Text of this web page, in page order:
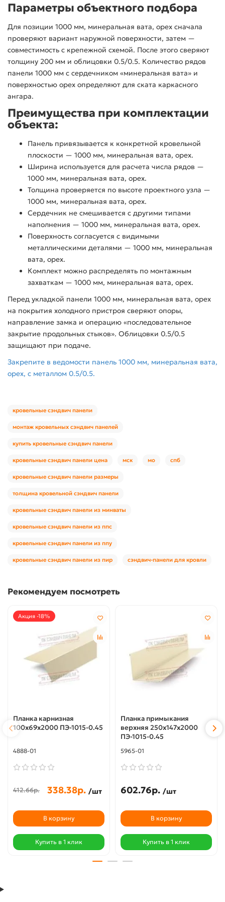
Параметры объектного подбора
Для позиции 1000 мм, минеральная вата, орех сначала
проверяют вариант наружной поверхности, затем —
совместимость с крепежной схемой. После этого сверяют
толщину 200 мм и облицовки 0.5/0.5. Количество рядов
панели 1000 мм с сердечником «минеральная вата» и
поверхностью орех определяют для ската каркасного
ангара.
Преимущества при комплектации
объекта:
Панель привязывается к конкретной кровельной
плоскости — 1000 мм, минеральная вата, орех.
Ширина используется для расчета числа рядов —
1000 мм, минеральная вата, орех.
Толщина проверяется по высоте проектного узла —
1000 мм, минеральная вата, орех.
Сердечник не смешивается с другими типами
наполнения — 1000 мм, минеральная вата, орех.
Поверхность согласуется с видимыми
металлическими деталями — 1000 мм, минеральная
вата, орех.
Комплект можно распределять по монтажным
захваткам — 1000 мм, минеральная вата, орех.
Перед укладкой панели 1000 мм, минеральная вата, орех
на покрытия холодного пристроя сверяют опоры,
направление замка и операцию «последовательное
закрытие продольных стыков». Облицовки 0.5/0.5
защищают при подаче.
Закрепите в ведомости панель 1000 мм, минеральная вата,
орех, с металлом 0.5/0.5.
кровельные сэндвич панели
монтаж кровельных сэндвич панелей
купить кровельные сэндвич панели
кровельные сэндвич панели цена мск мо спб
кровельные сэндвич панели размеры
толщина кровельной сэндвич панели
кровельные сэндвич панели из минваты
кровельные сэндвич панели из ппс
кровельные сэндвич панели из ппу
кровельные сэндвич панели из пир сэндвич-панели для кровли
Рекомендуем посмотреть
Акция -18%
Планка карнизная
100х69х2000 ПЭ-1015-0.45
4888-01
412.66р. 338.38р. /шт
В корзину
Купить в 1 клик
Планка примыкания
верхняя 250х147х2000
ПЭ-1015-0.45
5965-01
602.76р. /шт
В корзину
Купить в 1 клик